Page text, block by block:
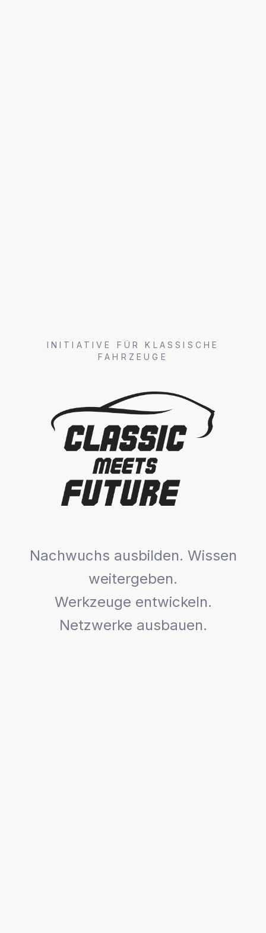
INITIATIVE FÜR KLASSISCHE
FAHRZEUGE
Nachwuchs ausbilden. Wissen
weitergeben.
Werkzeuge entwickeln.
Netzwerke ausbauen.